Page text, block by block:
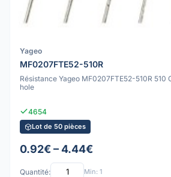
Yageo
MF0207FTE52-510R
Résistance Yageo MF0207FTE52-510R 510
hole
4654
Lot de 50 pièces
0.92€ – 4.44€
Quantité: Min: 1